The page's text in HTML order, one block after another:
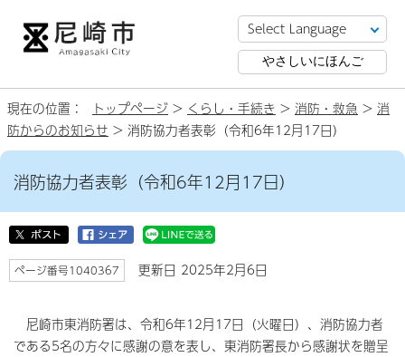
やさしいにほんご
現在の位置： トップページ > くらし・手続き > 消防・救急 > 消
防からのお知らせ > 消防協力者表彰（令和6年12月17日）
消防協力者表彰（令和6年12月17日）
ページ番号1040367 更新日 2025年2月6日
尼崎市東消防署は、令和6年12月17日（火曜日）、消防協力者
である5名の方々に感謝の意を表し、東消防署長から感謝状を贈呈